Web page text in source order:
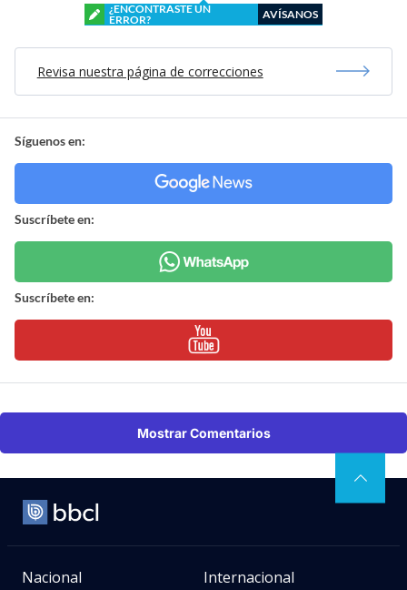
¿ENCONTRASTE UN
ERROR?
AVÍSANOS
Revisa nuestra página de correcciones
Síguenos en:
Suscríbete en:
Suscríbete en:
Mostrar Comentarios
Nacional Internacional